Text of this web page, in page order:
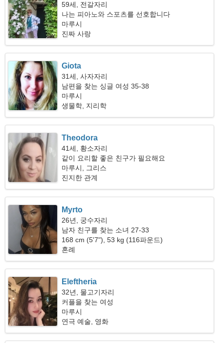
59세, 전갈자리
나는 피아노와 스포츠를 선호합니다
마루시
진짜 사랑
Giota
31세, 사자자리
남편을 찾는 싱글 여성 35-38
마루시
생물학, 지리학
Theodora
41세, 황소자리
같이 요리할 좋은 친구가 필요해요
마루시, 그리스
진지한 관계
Myrto
26년, 궁수자리
남자 친구를 찾는 소녀 27-33
168 cm (5'7"), 53 kg (116파운드)
혼례
Eleftheria
32년, 물고기자리
커플을 찾는 여성
마루시
연극 예술, 영화